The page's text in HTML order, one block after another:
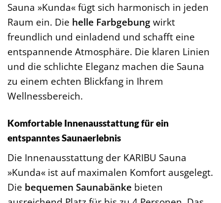
Sauna »Kunda« fügt sich harmonisch in jeden
Raum ein. Die helle Farbgebungwirkt
freundlich und einladend und schafft eine
entspannende Atmosphäre. Die klaren Linien
und die schlichte Eleganz machen die Sauna
zu einem echten Blickfang in Ihrem
Wellnessbereich.
Komfortable Innenausstattung für ein
entspanntes Saunaerlebnis
Die Innenausstattung der KARIBU Sauna
»Kunda« ist auf maximalen Komfort ausgelegt.
Die bequemen Saunabänke bieten